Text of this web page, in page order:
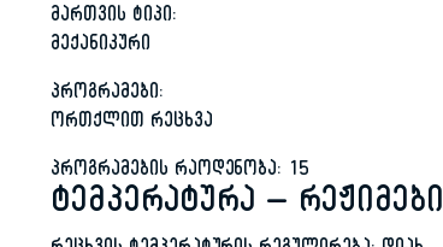
მართვის ტიპი:
მექანიკური
პროგრამები:
ორთქლით რეცხვა
პროგრამების რაოდენობა: 15
ტემპერატურა – რეჟიმები